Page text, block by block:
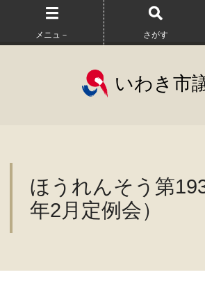
メニュ－ さがす
いわき市
ほうれんそう第
年2月定例会）